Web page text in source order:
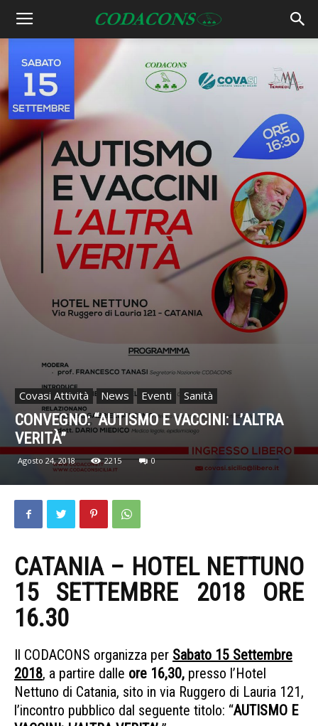
Covasi Attività News Eventi Sanità
CONVEGNO: “AUTISMO E VACCINI: L’ALTRA
VERITÀ”
Agosto 24, 2018 2215 0
CATANIA – HOTEL NETTUNO
15 SETTEMBRE 2018 ORE
16.30
Il CODACONS organizza per Sabato 15 Settembre
2018, a partire dalle ore 16,30, presso l’Hotel
Nettuno di Catania, sito in via Ruggero di Lauria 121,
l’incontro pubblico dal seguente titolo: “AUTISMO E